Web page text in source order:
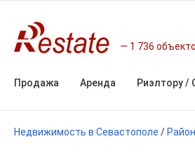
1 736
Продажа Аренда Риэлтору /
Недвижимость в Севастополе /